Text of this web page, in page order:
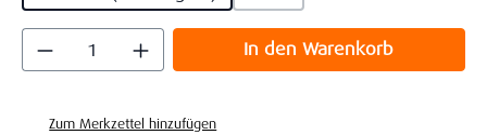
Produkt Anzahl: Gib den gewünschten
In den Warenkorb
Zum Merkzettel hinzufügen